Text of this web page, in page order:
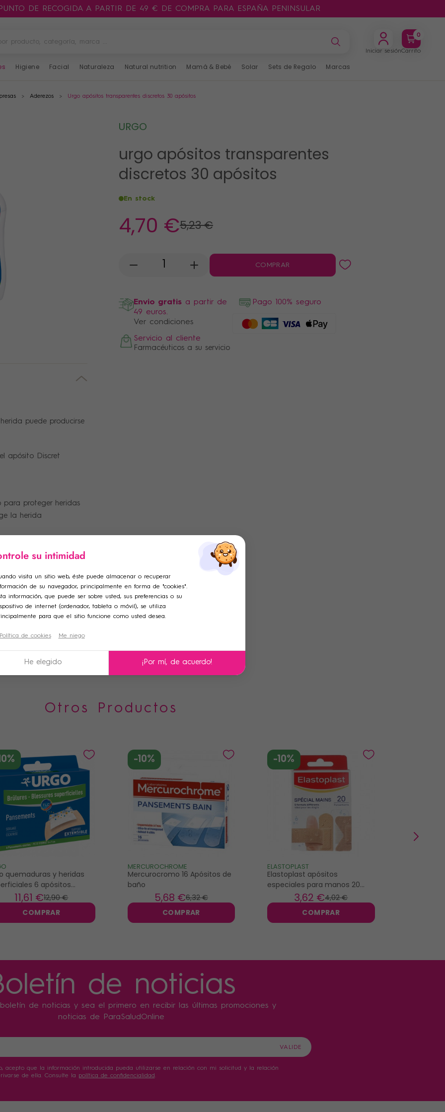
DE RECOGIDA A PARTIR DE 49 € DE COMPRA PARA ESPAÑA PENINSULAR
Iniciar sesión
0
Carrito
Higiene Facial Naturaleza Natural nutrition Mamá & Bebé Solar Sets de Regalo Marcas
Aderezos Urgo apósitos transparentes discretos 30 apósitos
URGO
urgo apósitos transparentes
discretos 30 apósitos
En stock
4,70 €5,23 €
- + COMPRAR
Envio gratis a partir de
49 euros.
Ver condiciones
Pago 100% seguro
Servicio al cliente
Farmacéuticos a su servicio
puede producirse
apósito Discret
para proteger heridas
la herida
Otros Productos
quemaduras y heridas
6 apósitos
12,90 €
11,61 €
COMPRAR
-10%
MERCUROCHROME
Mercurocromo 16 Apósitos de
baño
6,32 €
5,68 €
COMPRAR
-10%
ELASTOPLAST
Elastoplast apósitos
especiales para manos 20
apósitos 5 tallas4,02 €
3,62 €
COMPRAR
de noticias
de noticias y sea el primero en recibir las últimas promociones y
noticias de ParaSaludOnline
acepto que la información introducida pueda utilizarse en relación con mi solicitud y la relación
de ella. Consulte la política de confidencialidad .
a la lista de deseos
una nueva lista
lista de deseos ×
×
iniciar sesión para guardar productos en su lista de deseos.
Iniciar sesión
su intimidad
visita un sitio web, éste puede almacenar o recuperar
de su navegador, principalmente en forma de "cookies".
información, que puede ser sobre usted, sus preferencias o su
de internet (ordenador, tableta o móvil), se utiliza
para que el sitio funcione como usted desea.
Política de cookies Me niego
He elegido ¡Por mí, de acuerdo!